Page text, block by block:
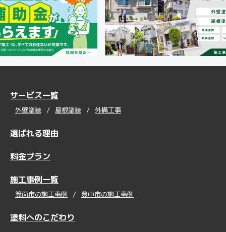
サービス一覧
外壁塗装 屋根塗装 外構工事
選ばれる理由
料金プラン
施工事例一覧
箕面市の施工事例 豊中市の施工事例
塗料へのこだわり